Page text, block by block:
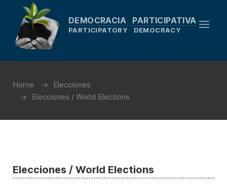
DEMOCRACIA PARTICIPATIVA
PARTICIPATORY DEMOCRACY
Home
Elecciones
Elecciones / World Elections
Elecciones / World Elections